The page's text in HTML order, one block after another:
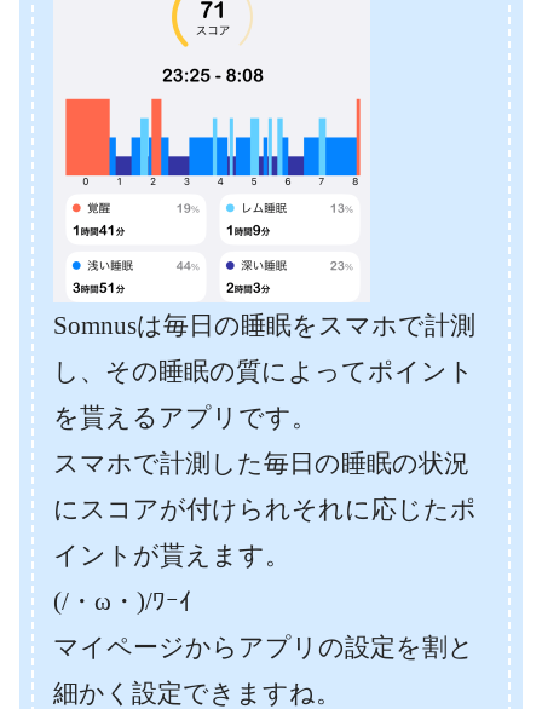
Somnusは毎日の睡眠をスマホで計測
し、その睡眠の質によってポイント
を貰えるアプリです。
スマホで計測した毎日の睡眠の状況
にスコアが付けられそれに応じたポ
イントが貰えます。
(/・ω・)/ﾜｰｲ
マイページからアプリの設定を割と
細かく設定できますね。